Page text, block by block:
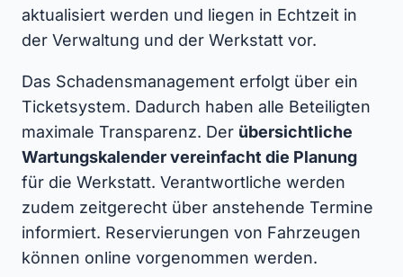
aktualisiert werden und liegen in Echtzeit in
der Verwaltung und der Werkstatt vor.
Das Schadensmanagement erfolgt über ein
Ticketsystem. Dadurch haben alle Beteiligten
maximale Transparenz. Der übersichtliche
Wartungskalender vereinfacht die Planung
für die Werkstatt. Verantwortliche werden
zudem zeitgerecht über anstehende Termine
informiert. Reservierungen von Fahrzeugen
können online vorgenommen werden.